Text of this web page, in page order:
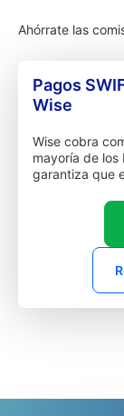
Ahórrate las
Pagos
Wise
Wise cobra
mayoría de
garantiza que